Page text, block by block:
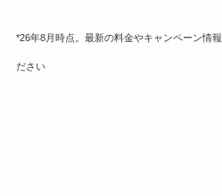
*26年8月時点。最新の料金やキャンペーン情
ださい